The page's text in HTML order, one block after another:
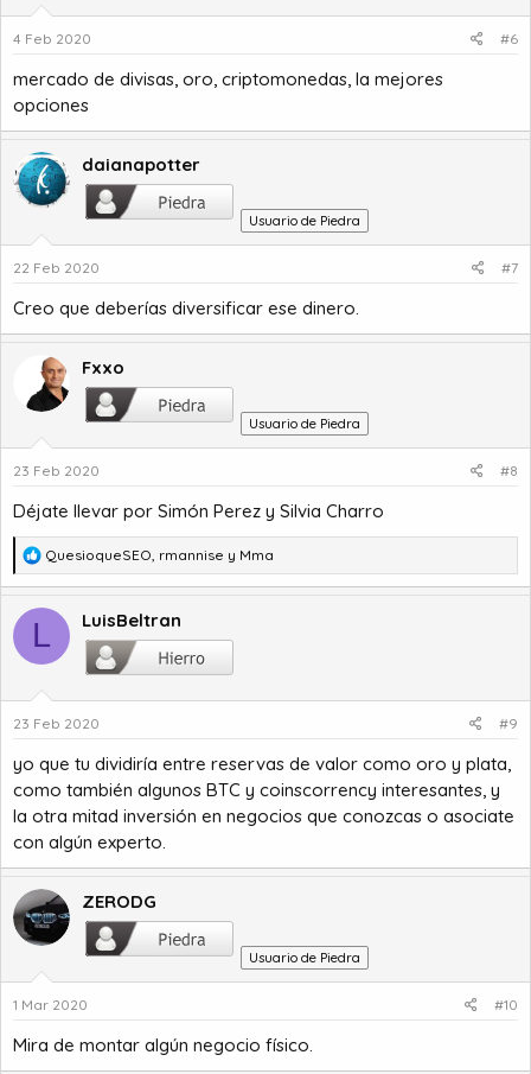
n
e
:
4 Feb 2020 #6
mercado de divisas, oro, criptomonedas, la mejores
opciones
daianapotter
Usuario de Piedra
22 Feb 2020 #7
Creo que deberías diversificar ese dinero.
Fxxo
Usuario de Piedra
23 Feb 2020 #8
Déjate llevar por Simón Perez y Silvia Charro
R
e
i
n
e
:
QuesioqueSEO rmannise y Mma
L LuisBeltran
23 Feb 2020 #9
yo que tu dividiría entre reservas de valor como oro y plata,
como también algunos BTC y coinscorrency interesantes, y
la otra mitad inversión en negocios que conozcas o asociate
con algún experto.
ZERODG
Usuario de Piedra
1 Mar 2020 #10
Mira de montar algún negocio físico.